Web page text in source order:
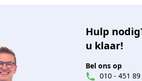
Hulp
u klaar!
Bel ons op
010 - 451 89